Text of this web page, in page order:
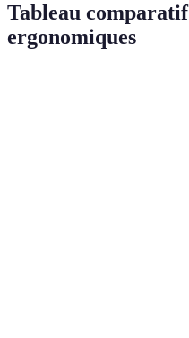
Tableau comparatif
ergonomiques